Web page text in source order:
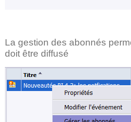
La gestion des abonnés
doit être diffusé